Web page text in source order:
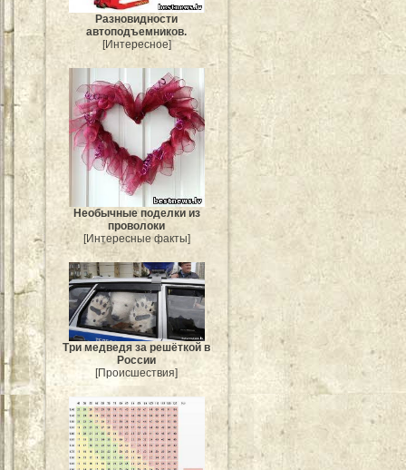
Разновидности
автоподъемников.
[Интересное]
Необычные поделки из
проволоки
[Интересные факты]
Три медведя за решёткой в
России
[Происшествия]